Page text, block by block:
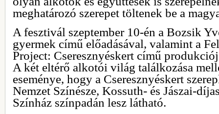
meghatározó szerepet töltenek be a
A fesztivál szeptember 10-én a Bozsik
gyermek című előadásával, valamint a
Project: Cseresznyéskert című
A két eltérő alkotói világ találkozása
eseménye, hogy a Cseresznyéskert
Nemzet Színésze, Kossuth- és Jászai-
Színház színpadán lesz látható.